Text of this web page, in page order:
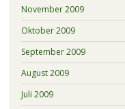
November 2009
Oktober 2009
September 2009
August 2009
Juli 2009